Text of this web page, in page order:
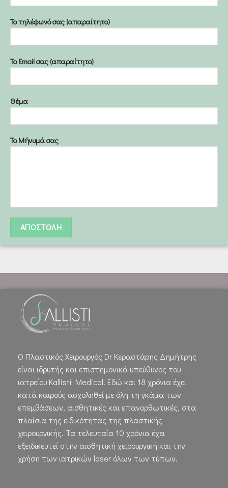
Το τηλέφωνό σας (απαραίτητο)
Το Email σας (απαραίτητο)
Θέμα
Το Μήνυμά σας
Ο Πλαστικός Χειρουργός Dr Κεραστάρης Δημήτρης
είναι ιδρυτής και επιστημονικά υπεύθυνος του
ιατρείου Kallisti Medical. Εδώ και 18 χρόνια έχει
κατά καιρούς ασχοληθεί με όλη τη γκάμα των
επεμβάσεων, αισθητικές και επανορθωτικές, στα
πλαίσια της ειδικότητας της πλαστικής
χειρουργικής. Τα τελευταία 10 χρόνια έχει
εξειδικευτεί στην αισθητική χειρουργική και την
χρήση των ιατρικών laser όλων των τύπων.